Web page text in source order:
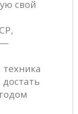
свой
—